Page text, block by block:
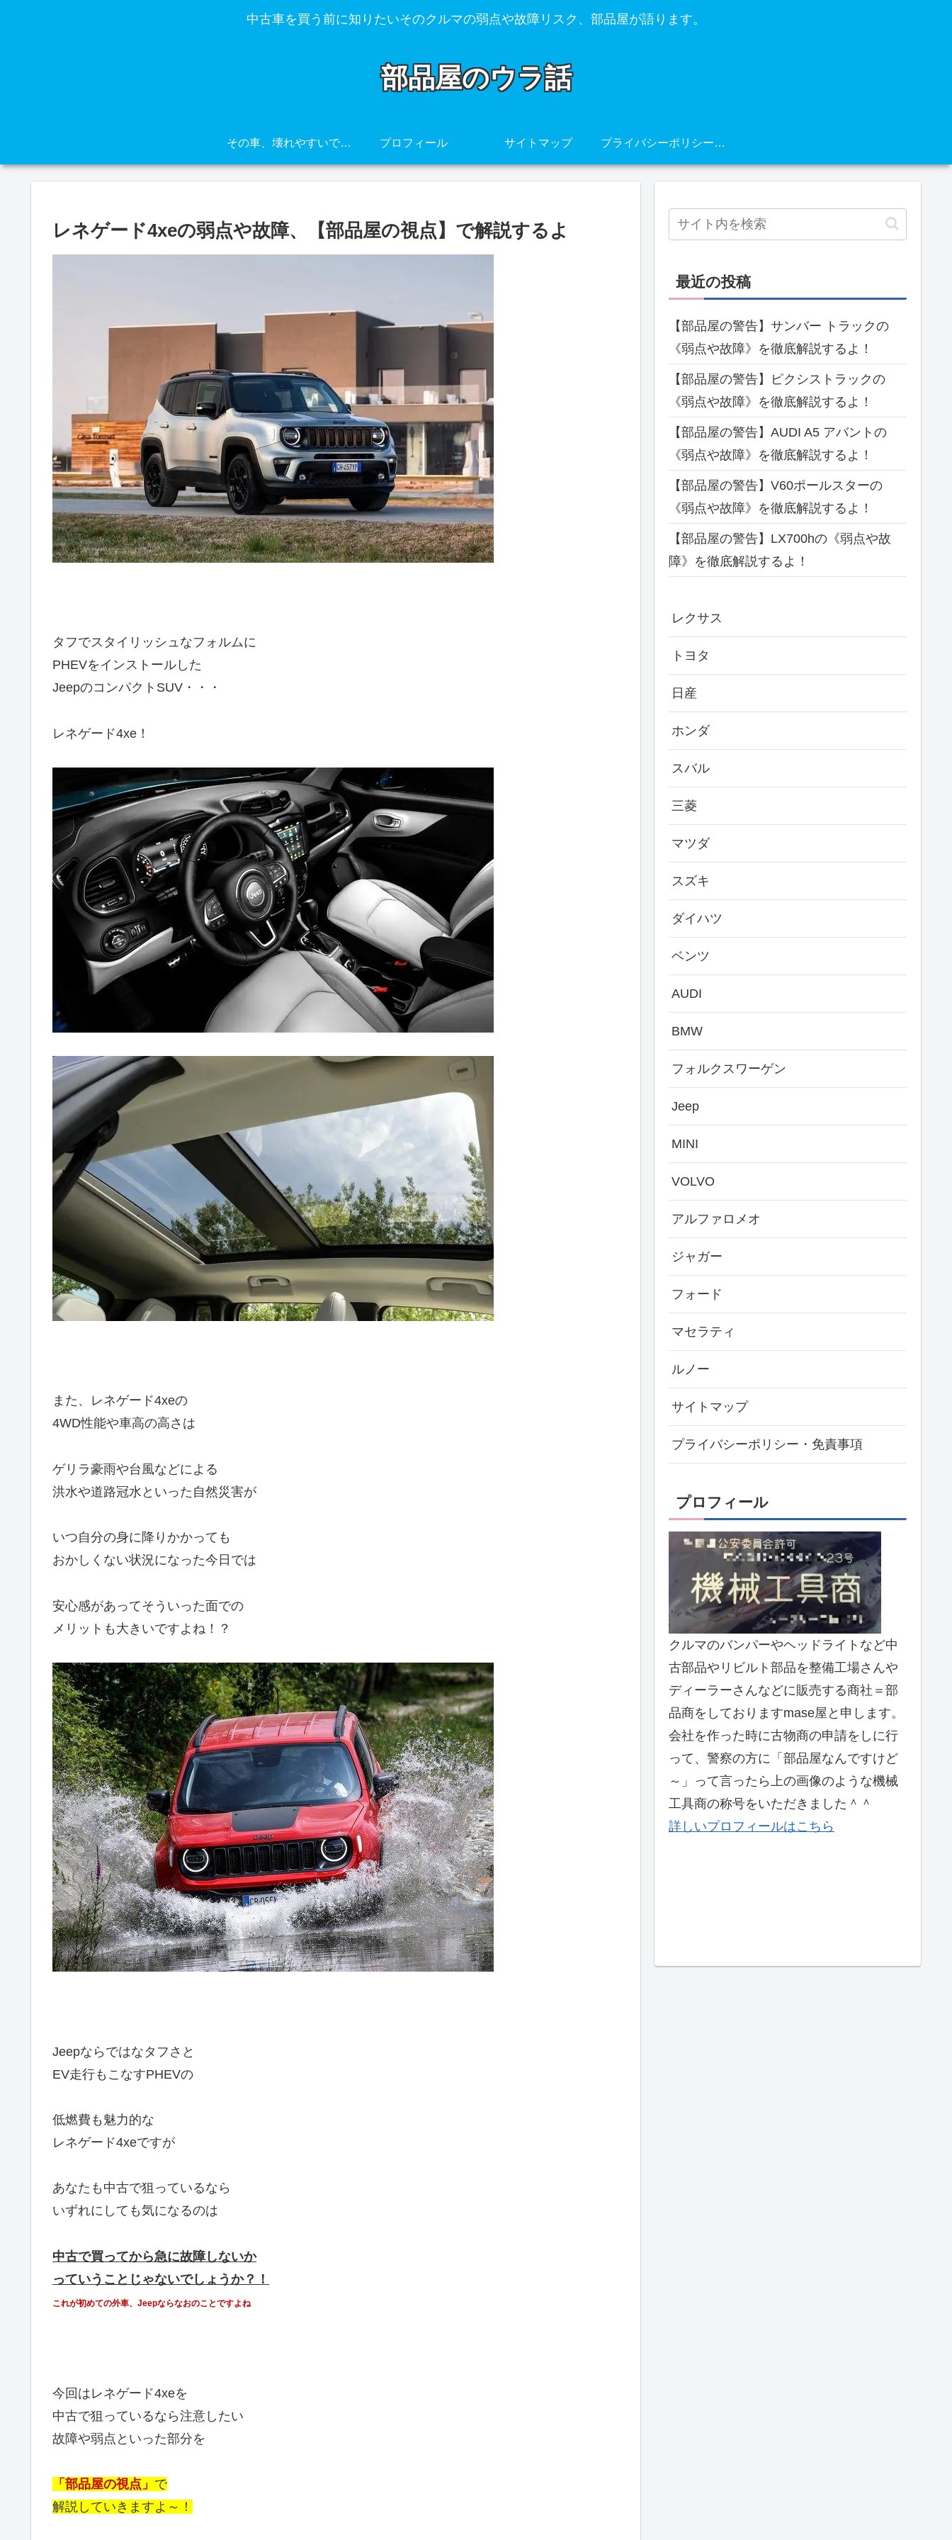
中古車を買う前に知りたいそのクルマの弱点や故障リスク、部品屋が語ります。
部品屋のウラ話
その車、壊れやすいですよ・・・ プロフィール サイトマップ プライバシーポリシー・免責事項
レネゲード4xeの弱点や故障、【部品屋の視点】で解説するよ
タフでスタイリッシュなフォルムに
PHEVをインストールした
JeepのコンパクトSUV・・・
レネゲード4xe！
また、レネゲード4xeの
4WD性能や車高の高さは
ゲリラ豪雨や台風などによる
洪水や道路冠水といった自然災害が
いつ自分の身に降りかかっても
おかしくない状況になった今日では
安心感があってそういった面での
メリットも大きいですよね！？
Jeepならではなタフさと
EV走行もこなすPHEVの
低燃費も魅力的な
レネゲード4xeですが
あなたも中古で狙っているなら
いずれにしても気になるのは
中古で買ってから急に故障しないか
っていうことじゃないでしょうか？！
これが初めての外車、Jeepならなおのことですよね
今回はレネゲード4xeを
中古で狙っているなら注意したい
故障や弱点といった部分を
「部品屋の視点」 で
解説していきますよ～！
最近の投稿
【部品屋の警告】サンバー トラックの
《弱点や故障》を徹底解説するよ！
【部品屋の警告】ピクシストラックの
《弱点や故障》を徹底解説するよ！
【部品屋の警告】AUDI A5 アバントの
《弱点や故障》を徹底解説するよ！
【部品屋の警告】V60ポールスターの
《弱点や故障》を徹底解説するよ！
【部品屋の警告】LX700hの《弱点や故
障》を徹底解説するよ！
レクサス
トヨタ
日産
ホンダ
スバル
三菱
マツダ
スズキ
ダイハツ
ベンツ
AUDI
BMW
フォルクスワーゲン
Jeep
MINI
VOLVO
アルファロメオ
ジャガー
フォード
マセラティ
ルノー
サイトマップ
プライバシーポリシー・免責事項
プロフィール
クルマのバンパーやヘッドライトなど中
古部品やリビルト部品を整備工場さんや
ディーラーさんなどに販売する商社＝部
品商をしておりますmase屋と申します。
会社を作った時に古物商の申請をしに行
って、警察の方に「部品屋なんですけど
～」って言ったら上の画像のような機械
工具商の称号をいただきました＾＾
詳しいプロフィールはこちら